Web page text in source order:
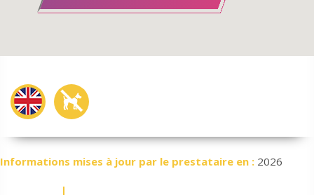
Informations mises à jour par le prestataire en : 2026